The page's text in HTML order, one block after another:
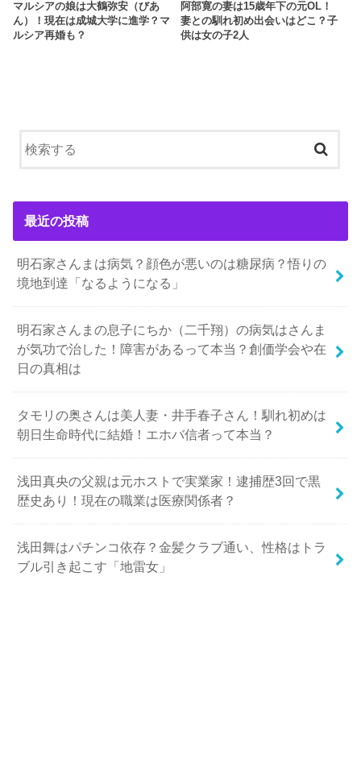
マルシアの娘は大鶴弥安（びあ
ん）！現在は成城大学に進学？マ
ルシア再婚も？
阿部寛の妻は15歳年下の元OL！
妻との馴れ初め出会いはどこ？子
供は女の子2人
最近の投稿
明石家さんまは病気？顔色が悪いのは糖尿病？悟りの
境地到達「なるようになる」
明石家さんまの息子にちか（二千翔）の病気はさんま
が気功で治した！障害があるって本当？創価学会や在
日の真相は
タモリの奥さんは美人妻・井手春子さん！馴れ初めは
朝日生命時代に結婚！エホバ信者って本当？
浅田真央の父親は元ホストで実業家！逮捕歴3回で黒
歴史あり！現在の職業は医療関係者？
浅田舞はパチンコ依存？金髪クラブ通い、性格はトラ
ブル引き起こす「地雷女」